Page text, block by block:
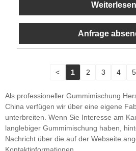
Weiterlesen
Anfrage
< 1 2 3 4 5
Als professioneller Gummimischung
China verfügen wir über eine eigene
unterbreiten. Wenn Sie Interesse am
langlebiger Gummimischung haben,
Nachricht über die auf der Webseite